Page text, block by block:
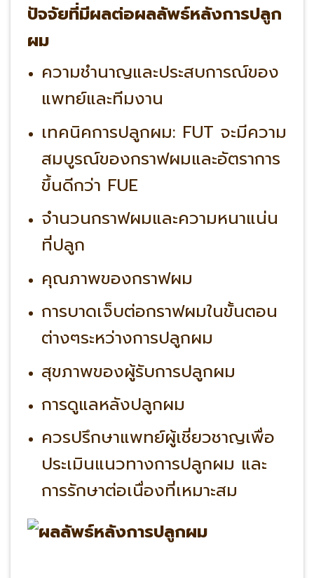
ปัจจัยที่มีผลต่อผลลัพธ์หลังการปลูก
ผม
ความชำนาญและประสบการณ์ของ
แพทย์และทีมงาน
เทคนิคการปลูกผม: FUT จะมีความ
สมบูรณ์ของกราฟผมและอัตราการ
ขึ้นดีกว่า FUE
จำนวนกราฟผมและความหนาแน่น
ที่ปลูก
คุณภาพของกราฟผม
การบาดเจ็บต่อกราฟผมในขั้นตอน
ต่างๆระหว่างการปลูกผม
สุขภาพของผู้รับการปลูกผม
การดูแลหลังปลูกผม
ควรปรึกษาแพทย์ผู้เชี่ยวชาญเพื่อ
ประเมินแนวทางการปลูกผม และ
การรักษาต่อเนื่องที่เหมาะสม